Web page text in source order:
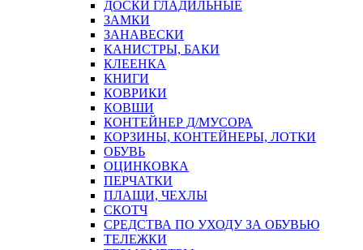
ДОСКИ ГЛАДИЛЬНЫЕ
ЗАМКИ
ЗАНАВЕСКИ
КАНИСТРЫ, БАКИ
КЛЕЕНКА
КНИГИ
КОВРИКИ
КОВШИ
КОНТЕЙНЕР Д/МУСОРА
КОРЗИНЫ, КОНТЕЙНЕРЫ, ЛОТКИ
ОБУВЬ
ОЦИНКОВКА
ПЕРЧАТКИ
ПЛАЩИ, ЧЕХЛЫ
СКОТЧ
СРЕДСТВА ПО УХОДУ ЗА ОБУВЬЮ
ТЕЛЕЖКИ